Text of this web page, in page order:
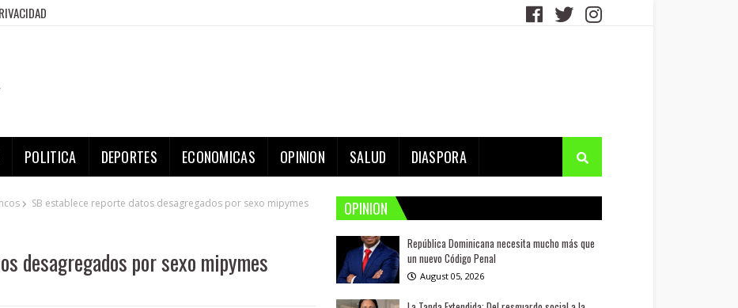
POLITICA DEPORTES ECONOMICAS OPINION SALUD DIASPORA
SB establece reporte datos desagregados por sexo mipymes
desagregados por sexo mipymes
OPINION
República Dominicana necesita mucho más que
un nuevo Código Penal
August 05, 2026